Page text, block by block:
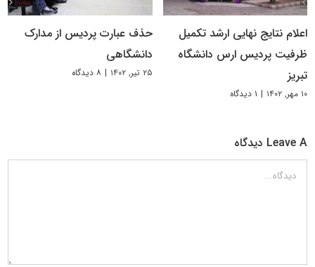
اعلام نتایج نهایی ارشد تکمیل
ظرفیت پردیس ارس دانشگاه
تبریز
۱۰ مهر, ۱۴۰۲ | ۱ دیدگاه
حذف عبارت پردیس از مدارک
دانشگاهی
۲۵ تیر, ۱۴۰۲ | ۸ دیدگاه
Leave A دیدگاه
دیدگاه